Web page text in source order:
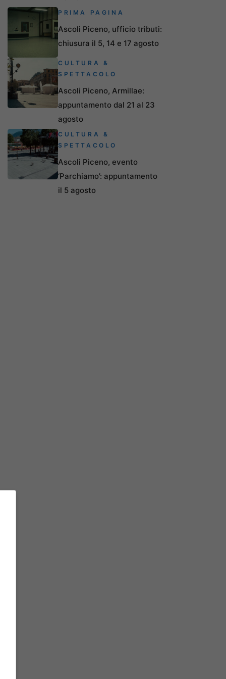
PRIMA PAGINA
Ascoli Piceno, ufficio tributi:
chiusura il 5, 14 e 17 agosto
CULTURA &
SPETTACOLO
Ascoli Piceno, Armillae:
appuntamento dal 21 al 23
agosto
CULTURA &
SPETTACOLO
Ascoli Piceno, evento
‘Parchiamo’: appuntamento
il 5 agosto